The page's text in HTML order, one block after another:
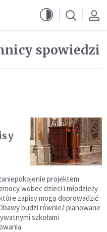
spowiedzi
projektem
wobec dzieci i młodzieży
zapisy mogą doprowadzić
budzi również planowane
szkołami